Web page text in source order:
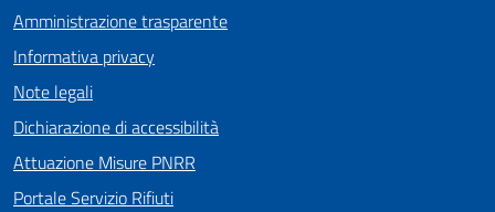
Amministrazione trasparente
Informativa privacy
Note legali
Dichiarazione di accessibilità
Attuazione Misure PNRR
Portale Servizio Rifiuti